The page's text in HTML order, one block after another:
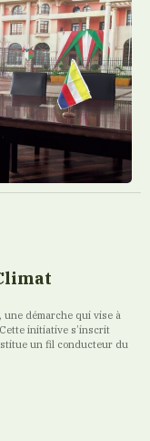
une démarche qui vise à
initiative s’inscrit
un fil conducteur du